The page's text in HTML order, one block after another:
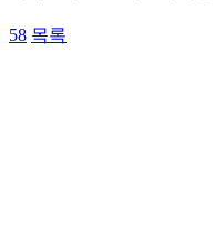
58 목록